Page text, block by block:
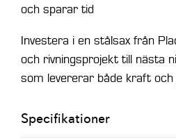
och sparar tid
Investera i en stålsax från
och rivningsprojekt till nästa
som levererar både kraft och
Specifikationer